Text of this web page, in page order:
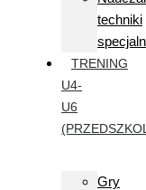
techniki
TRENING
U4-
U6
Gry